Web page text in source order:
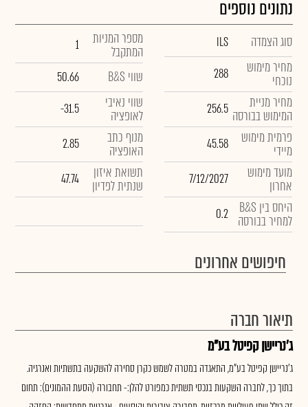
נתונים נוספים
סוג הצמדה ILS
מחיר מימוש
נוכחי 288
מחיר מניית
המימוש בבורסה 256.5
פרמית מימוש
מיידי 45.58
מועד מימוש
אחרון 7/12/2027
היחס בין B&S
למחיר בבורסה 0.2
מספר המניות
המתקבל 1
שווי B&S 50.66
שווי נאיבי
לאופציה -31.5
מנוף כתב
האופציה 2.85
תשואת איזון
שנתית לפדיון 47.74
חיפושים אחרונים
תיאור חברה
ג'נריישן קפיטל בע"מ
ג'נריישן קפיטל בע"מ, התאגדה במטרה לשמש כקרן סחירה להשקעה בתשתיות ואנרגיה.
בתוך כך, לחברה השקעות בנכסי תשתית כמפורט להלן:- תחבורה (הסעת ההמונים): תחום